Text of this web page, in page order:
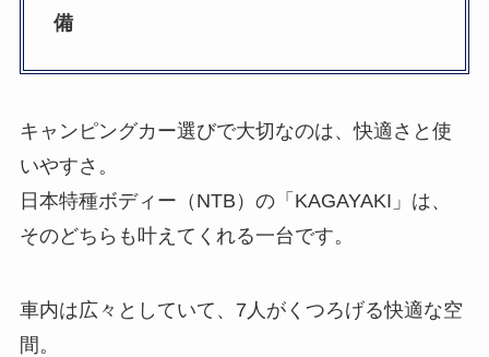
備
キャンピングカー選びで大切なのは、快適さと使
いやすさ。
日本特種ボディー（NTB）の「KAGAYAKI」は、
そのどちらも叶えてくれる一台です。
車内は広々としていて、7人がくつろげる快適な空
間。